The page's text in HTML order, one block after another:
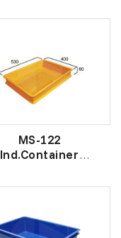
MS-122
Ind.Container